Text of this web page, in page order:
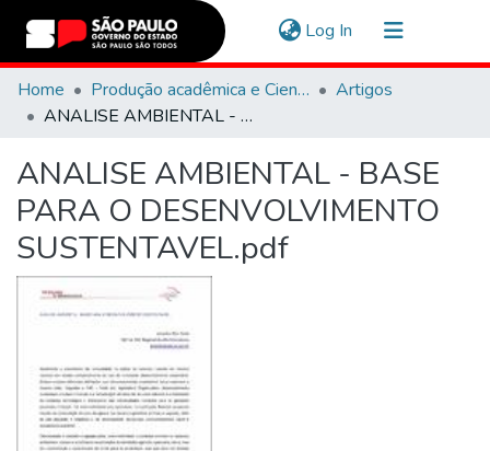
Log In (current)
Communities & Collections
Navigate
Statistics
Home Produção acadêmica e Científica
Artigos
ANALISE AMBIENTAL - BASE PARA O DESENVOLVIMENTO SUSTENTAVEL.pdf
ANALISE AMBIENTAL - BASE
PARA O DESENVOLVIMENTO
SUSTENTAVEL.pdf